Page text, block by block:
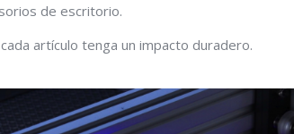
de escritorio.
artículo tenga un impacto duradero.